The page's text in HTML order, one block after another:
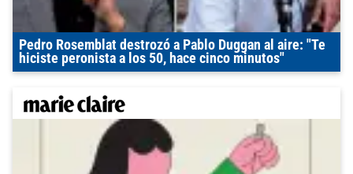
Pedro Rosemblat destrozó a Pablo Duggan al aire: "Te
hiciste peronista a los 50, hace cinco minutos"